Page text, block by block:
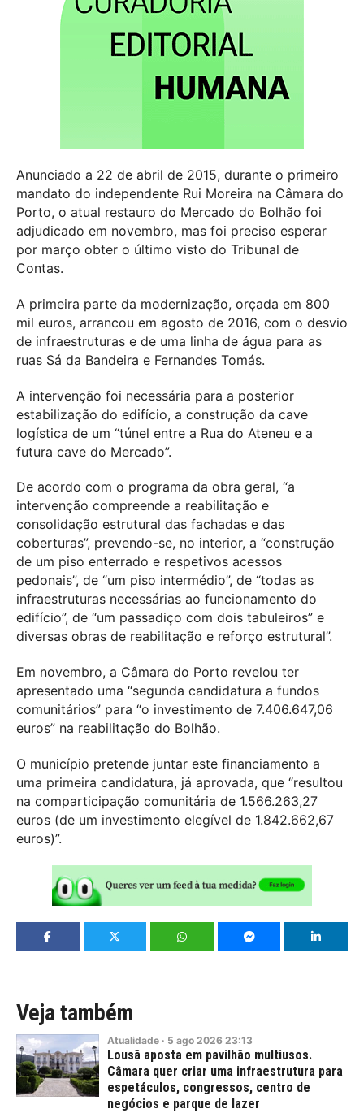
Anunciado a 22 de abril de 2015, durante o primeiro
mandato do independente Rui Moreira na Câmara do
Porto, o atual restauro do Mercado do Bolhão foi
adjudicado em novembro, mas foi preciso esperar
por março obter o último visto do Tribunal de
Contas.
A primeira parte da modernização, orçada em 800
mil euros, arrancou em agosto de 2016, com o desvio
de infraestruturas e de uma linha de água para as
ruas Sá da Bandeira e Fernandes Tomás.
A intervenção foi necessária para a posterior
estabilização do edifício, a construção da cave
logística de um “túnel entre a Rua do Ateneu e a
futura cave do Mercado”.
De acordo com o programa da obra geral, “a
intervenção compreende a reabilitação e
consolidação estrutural das fachadas e das
coberturas”, prevendo-se, no interior, a “construção
de um piso enterrado e respetivos acessos
pedonais”, de “um piso intermédio”, de “todas as
infraestruturas necessárias ao funcionamento do
edifício”, de “um passadiço com dois tabuleiros” e
diversas obras de reabilitação e reforço estrutural”.
Em novembro, a Câmara do Porto revelou ter
apresentado uma “segunda candidatura a fundos
comunitários” para “o investimento de 7.406.647,06
euros” na reabilitação do Bolhão.
O município pretende juntar este financiamento a
uma primeira candidatura, já aprovada, que “resultou
na comparticipação comunitária de 1.566.263,27
euros (de um investimento elegível de 1.842.662,67
euros)”.
Veja também
Atualidade · 5 ago 2026 23:13
Lousã aposta em pavilhão multiusos.
Câmara quer criar uma infraestrutura para
espetáculos, congressos, centro de
negócios e parque de lazer